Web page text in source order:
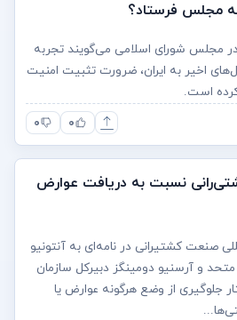
مجلس فرستاد؟
مجلس شورای اسلامی می‌گویند تجربه
اخیر به ایران، ضرورت تثبیت امنیت
است.
۰ ۰
نسبت به دریافت عوارض
صنعت کشتیرانی در نامه‌ای به آنتونیو
و آرسنیو دومینگز دبیرکل سازمان
جلوگیری از وضع هرگونه عوارض یا